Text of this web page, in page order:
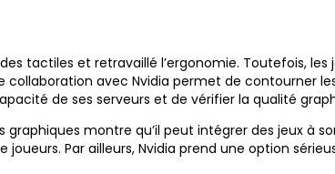
tactiles et retravaillé l’ergonomie. Toutefois,
avec Nvidia permet de contourner
de ses serveurs et de vérifier la qualité
montre qu’il peut intégrer des jeux à
Par ailleurs, Nvidia prend une option